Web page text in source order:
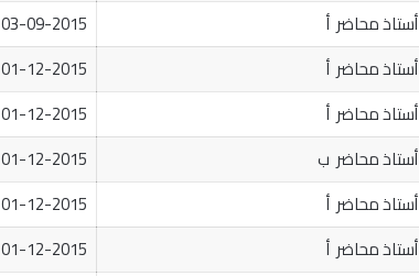
أستاذ محاضر أ
03-09-2015
أستاذ محاضر أ
01-12-2015
أستاذ محاضر أ
01-12-2015
أستاذ محاضر ب
01-12-2015
أستاذ محاضر أ
01-12-2015
أستاذ محاضر أ
01-12-2015